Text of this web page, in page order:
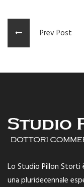
Prev Post
Lo Studio Pillon Storti
una pluridecennale